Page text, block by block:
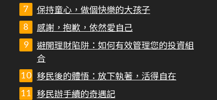
保持童心，做個快樂的大孩子
感謝，抱歉，依然愛自己
避開理財陷阱：如何有效管理您的投資組
合
移民後的體悟：放下執著，活得自在
移民辦手續的奇遇記